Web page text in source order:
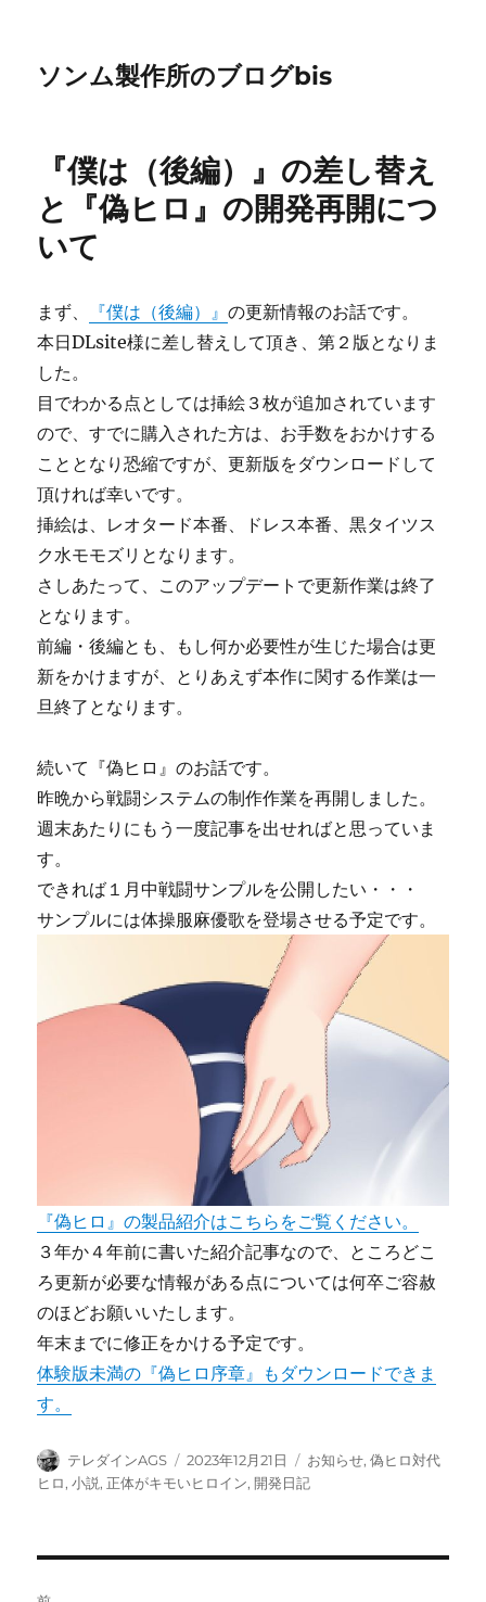
ソンム製作所のブログbis
『僕は（後編）』の差し替え
と『偽ヒロ』の開発再開につ
いて
まず、 『僕は（後編）』の更新情報のお話です。
本日DLsite様に差し替えして頂き、第２版となりま
した。
目でわかる点としては挿絵３枚が追加されています
ので、すでに購入された方は、お手数をおかけする
こととなり恐縮ですが、更新版をダウンロードして
頂ければ幸いです。
挿絵は、レオタード本番、ドレス本番、黒タイツス
ク水モモズリとなります。
さしあたって、このアップデートで更新作業は終了
となります。
前編・後編とも、もし何か必要性が生じた場合は更
新をかけますが、とりあえず本作に関する作業は一
旦終了となります。
続いて『偽ヒロ』のお話です。
昨晩から戦闘システムの制作作業を再開しました。
週末あたりにもう一度記事を出せればと思っていま
す。
できれば１月中戦闘サンプルを公開したい・・・
サンプルには体操服麻優歌を登場させる予定です。
『偽ヒロ』の製品紹介はこちらをご覧ください。
３年か４年前に書いた紹介記事なので、ところどこ
ろ更新が必要な情報がある点については何卒ご容赦
のほどお願いいたします。
年末までに修正をかける予定です。
体験版未満の『偽ヒロ序章』もダウンロードできま
す。
投
稿
テレダインAGS
投
稿
2023年12月21日
カ
テ
お知らせ,偽ヒロ対代
ヒロ,小説,正体がキモいヒロイン, 開発日記